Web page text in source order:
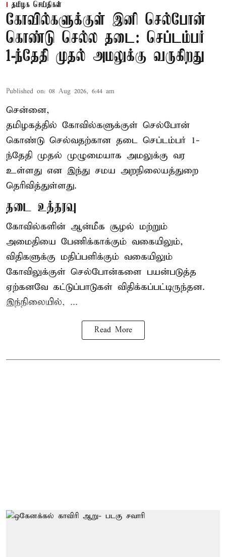
தமிழக செய்திகள்
கோவில்களுக்குள் இனி செல்போன்
கொண்டு செல்ல தடை: செப்டம்பர்
1-ந்தேதி முதல் அமலுக்கு வருகிறது
Published on: 08 Aug 2026, 6:44 am
சென்னை,
தமிழகத்தில் கோவில்களுக்குள் செல்போன்
கொண்டு செல்வதற்கான தடை செப்டம்பர் 1-
ந்தேதி முதல் முழுமையாக அமலுக்கு வர
உள்ளது என இந்து சமய அறநிலையத்துறை
தெரிவித்துள்ளது.
தடை உத்தரவு
கோவில்களின் ஆன்மீக சூழல் மற்றும்
அமைதியை பேணிக்காக்கும் வகையிலும்,
விதிகளுக்கு மதிப்பளிக்கும் வகையிலும்
கோவிலுக்குள் செல்போன்களை பயன்படுத்த
ஏற்கனவே கட்டுப்பாடுகள் விதிக்கப்பட்டிருந்தன.
இந்நிலையில், ...
Read More